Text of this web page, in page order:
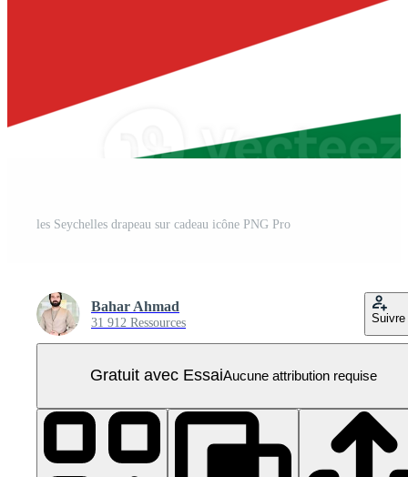
les Seychelles drapeau sur cadeau icône PNG Pro
Bahar Ahmad
31 912 Ressources Suivre
Gratuit avec EssaiAucune attribution requise